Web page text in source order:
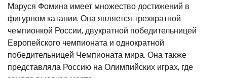
Маруся Фомина имеет множество достижений в
фигурном катании. Она является трехкратной
чемпионкой России, двукратной победительницей
Европейского чемпионата и однократной
победительницей Чемпионата мира. Она также
представляла Россию на Олимпийских играх, где